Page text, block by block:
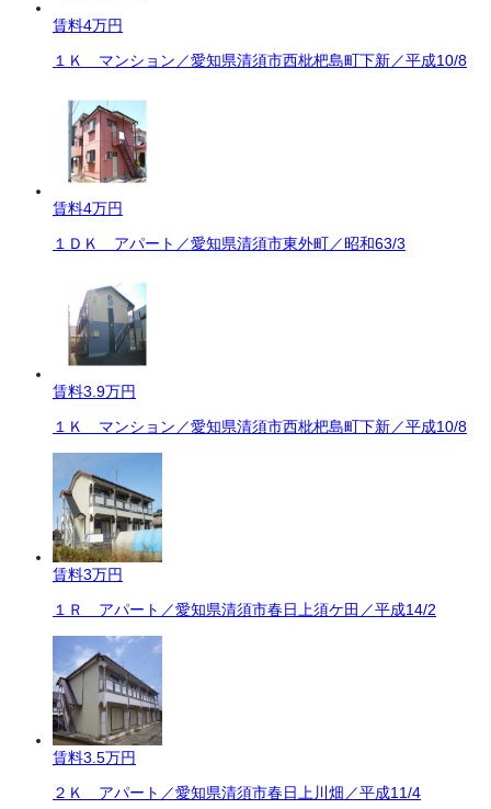
賃料4万円
１Ｋ マンション／愛知県清須市西枇杷島町下新／平成10/8
賃料4万円
１ＤＫ アパート／愛知県清須市東外町／昭和63/3
賃料3.9万円
１Ｋ マンション／愛知県清須市西枇杷島町下新／平成10/8
賃料3万円
１Ｒ アパート／愛知県清須市春日上須ケ田／平成14/2
賃料3.5万円
２Ｋ アパート／愛知県清須市春日上川畑／平成11/4